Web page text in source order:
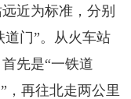
近为标准，分别
道门”。从火车站
先是“一铁道
，再往北走两公里